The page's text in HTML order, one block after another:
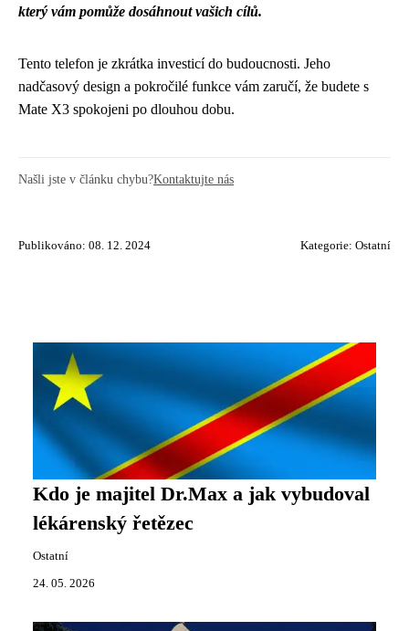
který vám pomůže dosáhnout vašich cílů.
Tento telefon je zkrátka investicí do budoucnosti. Jeho
nadčasový design a pokročilé funkce vám zaručí, že budete s
Mate X3 spokojeni po dlouhou dobu.
Našli jste v článku chybu?Kontaktujte nás
Publikováno: 08. 12. 2024 Kategorie: Ostatní
Kdo je majitel Dr.Max a jak vybudoval
lékárenský řetězec
Ostatní
24. 05. 2026